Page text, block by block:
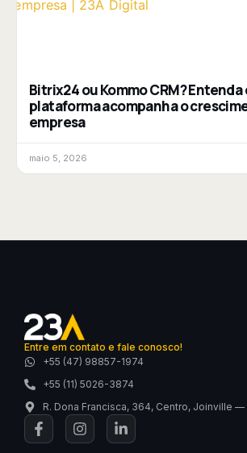
Bitrix24 ou Kommo CRM? Entenda
plataforma acompanha o
empresa
maio 5, 2026
Entre em contato e fale conosco!
+55 (47) 98857-1974
+55 (11) 5026-3874
R. Dona Francisca, 364, Centro, Joinville —